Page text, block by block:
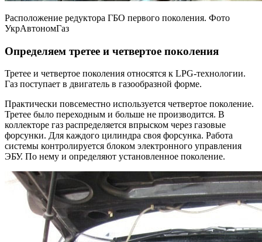
Расположение редуктора ГБО первого поколения. Фото
УкрАвтономГаз
Определяем третее и четвертое поколения
Третее и четвертое поколения относятся к LPG-технологии.
Газ поступает в двигатель в газообразной форме.
Практически повсеместно используется четвертое поколение.
Третее было переходным и больше не производится. В
коллекторе газ распределяется впрыском через газовые
форсунки. Для каждого цилиндра своя форсунка. Работа
системы контролируется блоком электронного управления
ЭБУ. По нему и определяют установленное поколение.